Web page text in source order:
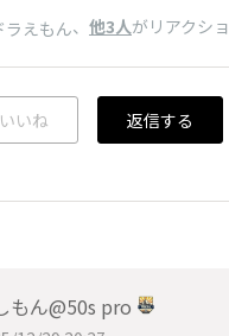
ラえもん、 他3人がリアクシ
いいね 返信する
もん@50s pro